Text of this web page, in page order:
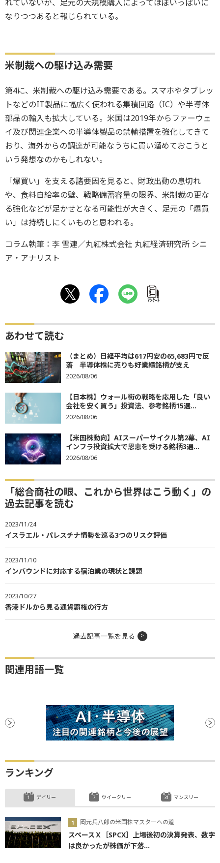
れていないが、足元の大規模購入によってほぼいっぱいに
なりつつあると報じられている。
米制裁への駆け込み需要
第4に、米制裁への駆け込み需要である。スマホやタブレッ
トなどのIT製品に幅広く使われる集積回路（IC）や半導体
部品の輸入も拡大している。米国は2019年からファーウェ
イ及び関連企業への半導体製品の禁輸措置を強化してきて
おり、海外からの調達が可能なうちに買い溜めておこうと
いう発想なのかもしれない。
「爆買い」を支える諸要因を見ると、財政出動の息切れ
や、食料自給率の壁、戦略備蓄容量の限界、米制裁の更な
る強化などが足かせとなる可能性が大きく、足元の「爆買
い」は持続しにくいものと思われる。
コラム執筆：李 雪連／丸紅株式会社 丸紅経済研究所 シニ
ア・アナリスト
ｱﾝｹｰﾄ
あわせて読む
（まとめ）日経平均は617円安の65,683円で反
落 半導体株に売りも好業績銘柄が支え
2026/08/06
【日本株】ウォール街の戦略を応用した「良い
会社を安く買う」投資法、参考銘柄15選...
2026/08/06
【米国株動向】AIスーパーサイクル第2幕、AI
インフラ投資拡大で恩恵を受ける銘柄3選...
2026/08/06
「総合商社の眼、これから世界はこう動く」の
過去記事を読む
2023/11/24
イスラエル・パレスチナ情勢を巡る3つのリスク評価
2023/11/10
インバウンドに対応する宿泊業の現状と課題
2023/10/27
香港ドルから見る通貨覇権の行方
過去記事一覧を見る
関連用語一覧
ランキング
デイリー
岡元兵八郎の米国株マスターへの道
スペースＸ［SPCX］上場後初の決算発表、数字
は良かったが株価が下落...
ウイークリー マンスリー